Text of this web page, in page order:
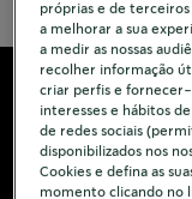
próprias e de terceiros
a melhorar a sua
a medir as nossas
recolher informação
criar perfis e fornecer-
interesses e hábitos
de redes sociais
disponibilizados nos
Cookies e defina as
momento clicando no